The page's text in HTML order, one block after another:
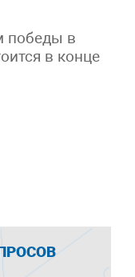
победы в
в конце